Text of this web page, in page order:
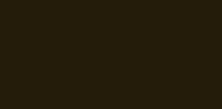
водоемах, опираясь на